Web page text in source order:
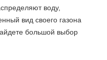
воду,
вид своего газона
большой выбор